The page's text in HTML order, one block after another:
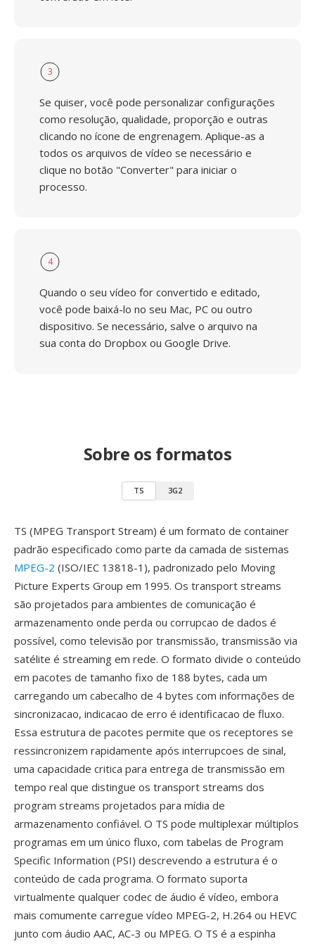
3
Se quiser, você pode personalizar configurações
como resolução, qualidade, proporção e outras
clicando no ícone de engrenagem. Aplique-as a
todos os arquivos de vídeo se necessário e
clique no botão "Converter" para iniciar o
processo.
4
Quando o seu vídeo for convertido e editado,
você pode baixá-lo no seu Mac, PC ou outro
dispositivo. Se necessário, salve o arquivo na
sua conta do Dropbox ou Google Drive.
Sobre os formatos
TS 3G2
TS (MPEG Transport Stream) é um formato de container
padrão especificado como parte da camada de sistemas
MPEG-2 (ISO/IEC 13818-1), padronizado pelo Moving
Picture Experts Group em 1995. Os transport streams
são projetados para ambientes de comunicação é
armazenamento onde perda ou corrupcao de dados é
possível, como televisão por transmissão, transmissão via
satélite é streaming em rede. O formato divide o conteúdo
em pacotes de tamanho fixo de 188 bytes, cada um
carregando um cabecalho de 4 bytes com informações de
sincronizacao, indicacao de erro é identificacao de fluxo.
Essa estrutura de pacotes permite que os receptores se
ressincronizem rapidamente após interrupcoes de sinal,
uma capacidade critica para entrega de transmissão em
tempo real que distingue os transport streams dos
program streams projetados para mídia de
armazenamento confiável. O TS pode multiplexar múltiplos
programas em um único fluxo, com tabelas de Program
Specific Information (PSI) descrevendo a estrutura é o
conteúdo de cada programa. O formato suporta
virtualmente qualquer codec de áudio é vídeo, embora
mais comumente carregue vídeo MPEG-2, H.264 ou HEVC
junto com áudio AAC, AC-3 ou MPEG. O TS é a espinha